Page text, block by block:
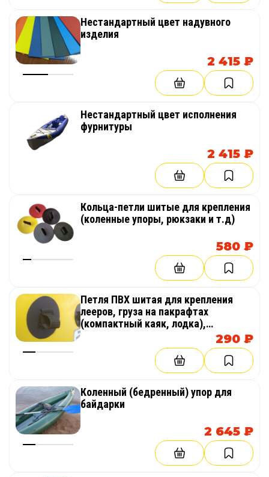
необходимо произвести доплату в размере 200
руб. к стоимости.
Нестандартный цвет надувного
изделия
2 415 ₽
Нестандартный цвет исполнения
фурнитуры
2 415 ₽
Кольца-петли шитые для крепления
(коленные упоры, рюкзаки и т.д)
580 ₽
Петля ПВХ шитая для крепления
лееров, груза на пакрафтах
(компактный каяк, лодка),
290 ₽
Коленный (бедренный) упор для
байдарки
2 645 ₽